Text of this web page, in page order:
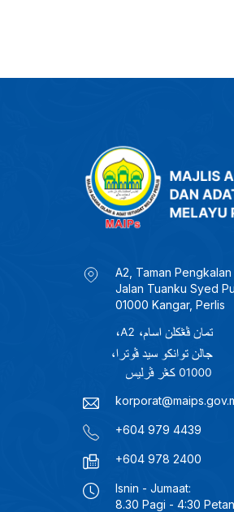
A2, Taman Pengkalan
Jalan Tuanku Syed
01000 Kangar, Perlis
+604 979 4439
+604 978 2400
Isnin - Jumaat:
8.30 Pagi - 4:30